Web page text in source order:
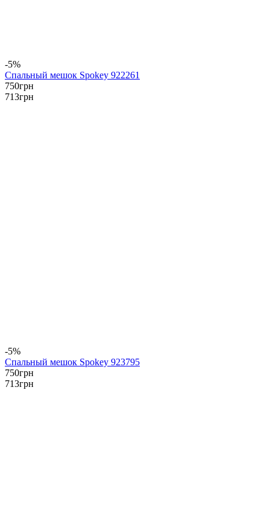
-5%
Спальный мешок Spokey 922261
750грн
713грн
-5%
Спальный мешок Spokey 923795
750грн
713грн